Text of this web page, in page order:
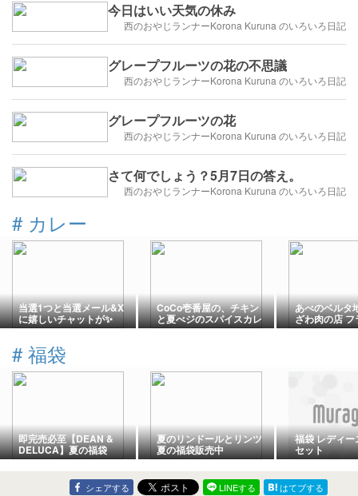
今日はいい天気の休み
西のおやじランナーKorona Kuruna のいろいろ日記
グレープフルーツの花の不思議
西のおやじランナーKorona Kuruna のいろいろ日記
グレープフルーツの花
西のおやじランナーKorona Kuruna のいろいろ日記
さて何でしょう？5月7日の答え。
西のおやじランナーKorona Kuruna のいろいろ日記
# カレー
当選1つと当選メール&X
に嬉しいチャットが✨
CoCo壱番屋の、チキン
と夏べジのスパイスカレ
ー
あべのベルタ
ざわ肉の店
トカレー（
# 福袋
即完売必至【DEAN &
DELUCA】夏の福袋
2026！今日から一般販売
が始まります！
夏のリンドールとリンツ
夏の福袋販売中
福袋 レディ
セット
シェアする LINEする
はてブする